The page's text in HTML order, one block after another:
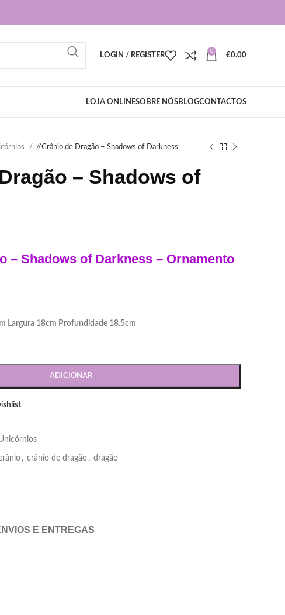
LOGIN / REGISTER
0
€0.00
LOJA ONLINESOBRE NÓSBLOGCONTACTOS
/ Crânio de Dragão – Shadows of Darkness
– Shadows of
– Shadows of Darkness – Ornamento
Largura 18cm Profundidade 18.5cm
ADICIONAR
, crânio de dragão , dragão
E ENTREGAS